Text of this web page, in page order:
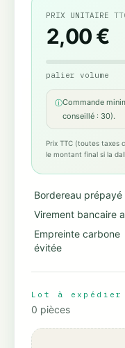
PRIX UNITAIRE
2,00 €
palier volume
ⓘCommande
conseillé : 30).
Prix TTC (toutes taxes
le montant final si la
Bordereau
Virement bancaire
Empreinte carbone
évitée
Lot à expédier
0 pièces